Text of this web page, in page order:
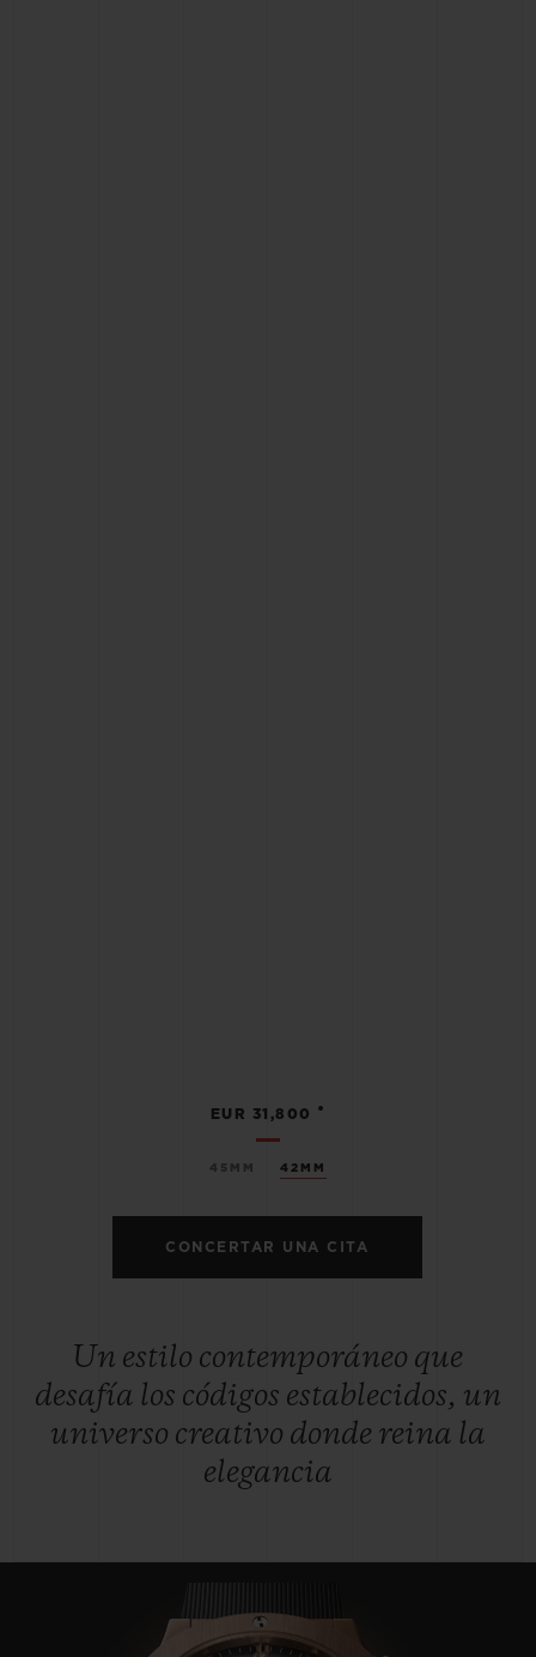
45MM 42MM
EUR 31,800 •
CONCERTAR UNA CITA
Un estilo contemporáneo que
desafía los códigos establecidos, un
universo creativo donde reina la
elegancia